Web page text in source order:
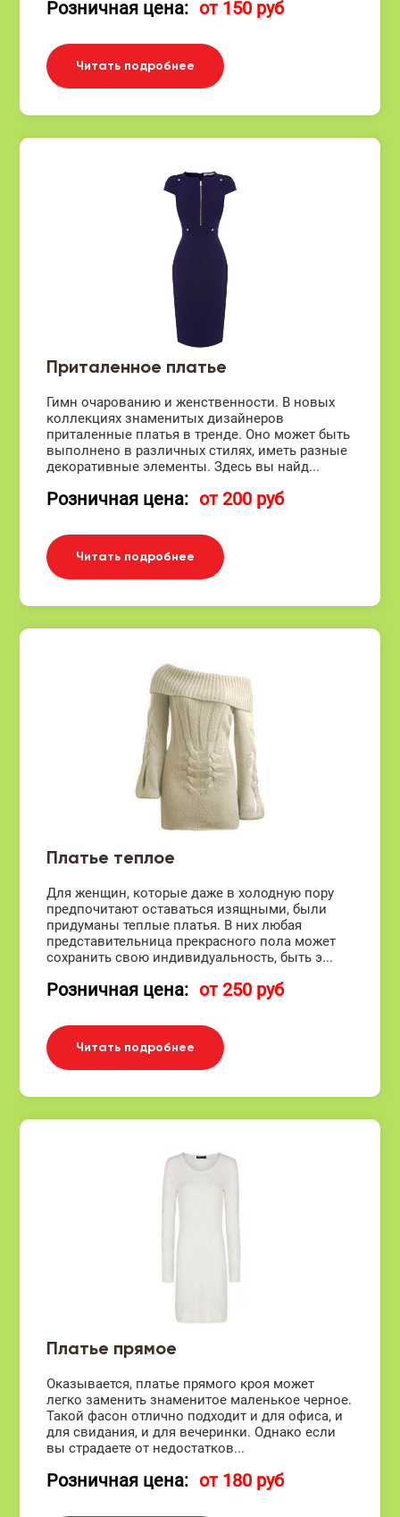
Розничная цена: от 150 руб
Читать подробнее
Приталенное платье
Гимн очарованию и женственности. В новых
коллекциях знаменитых дизайнеров
приталенные платья в тренде. Оно может быть
выполнено в различных стилях, иметь разные
декоративные элементы. Здесь вы найд...
Розничная цена: от 200 руб
Читать подробнее
Платье теплое
Для женщин, которые даже в холодную пору
предпочитают оставаться изящными, были
придуманы теплые платья. В них любая
представительница прекрасного пола может
сохранить свою индивидуальность, быть э...
Розничная цена: от 250 руб
Читать подробнее
Платье прямое
Оказывается, платье прямого кроя может
легко заменить знаменитое маленькое черное.
Такой фасон отлично подходит и для офиса, и
для свидания, и для вечеринки. Однако если
вы страдаете от недостатков...
Розничная цена: от 180 руб